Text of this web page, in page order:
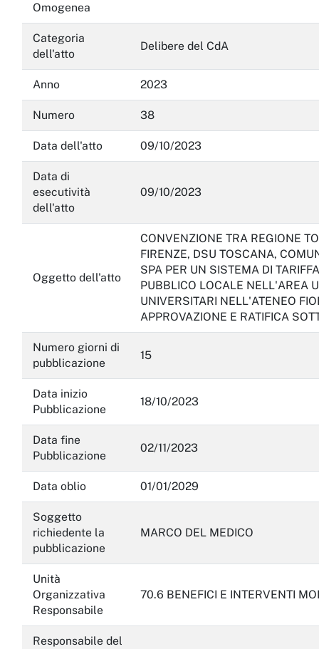
Informazioni ambientali
Interventi straordinari e di emergenza
Altri contenuti
Attuazione misure PNRR
Omogenea
Categoria
dell'atto
Delibere del CdA
Anno 2023
Numero 38
Data dell'atto 09/10/2023
Data di
esecutività
dell'atto
09/10/2023
Oggetto dell'atto
CONVENZIONE TRA REGIONE
FIRENZE, DSU TOSCANA,
SPA PER UN SISTEMA DI
PUBBLICO LOCALE NELL'AREA
UNIVERSITARI NELL'ATENEO
APPROVAZIONE E RATIFICA
Numero giorni di
pubblicazione
15
Data inizio
Pubblicazione
18/10/2023
Data fine
Pubblicazione
02/11/2023
Data oblio 01/01/2029
Soggetto
richiedente la
pubblicazione
MARCO DEL MEDICO
Unità
Organizzativa
Responsabile
70.6 BENEFICI E INTERVENTI
Responsabile del